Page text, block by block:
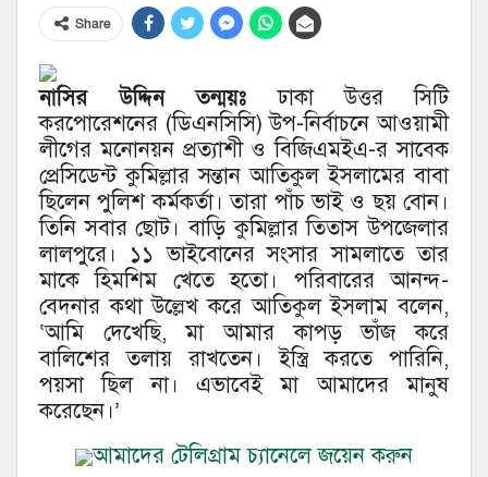
Share
নাসির উদ্দিন তন্ময়ঃ ঢাকা উত্তর সিটি
করপোরেশনের (ডিএনসিসি) উপ-নির্বাচনে আওয়ামী
লীগের মনোনয়ন প্রত্যাশী ও বিজিএমইএ-র সাবেক
প্রেসিডেন্ট কুমিল্লার সন্তান আতিকুল ইসলামের বাবা
ছিলেন পুলিশ কর্মকর্তা। তারা পাঁচ ভাই ও ছয় বোন।
তিনি সবার ছোট। বাড়ি কুমিল্লার তিতাস উপজেলার
লালপুরে। ১১ ভাইবোনের সংসার সামলাতে তার
মাকে হিমশিম খেতে হতো। পরিবারের আনন্দ-
বেদনার কথা উল্লেখ করে আতিকুল ইসলাম বলেন,
‘আমি দেখেছি, মা আমার কাপড় ভাঁজ করে
বালিশের তলায় রাখতেন। ইস্ত্রি করতে পারিনি,
পয়সা ছিল না। এভাবেই মা আমাদের মানুষ
করেছেন।’
আমাদের টেলিগ্রাম চ্যানেলে জয়েন করুন